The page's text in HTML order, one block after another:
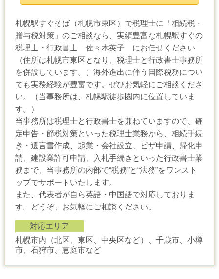
札幌駅すぐそば（札幌市東区）で税理士に「相続税・
贈与税対策」のご相談なら、実績豊富な札幌駅すぐの
税理士・行政書士 佐々木英子 にお任せください
（住所は札幌市東区となり、税理士と行政書士事務所
を併設しています。）海外進出に伴う国際税務につい
ても実務経験が豊富です。ぜひお気軽にご相談くださ
い。（当事務所は、札幌駅徒歩圏内に位置していま
す。）
当事務所は税理士と行政書士を兼ねていますので、確
定申告・節税対策といった税理士業務から、相続手続
き・遺言書作成、起業・会社設立、ビザ申請、帰化申
請、建設業許可申請、入札手続きといった行政書士業
務まで、当事務所の内部で“税務”と“法務”をワンスト
ップでサポートいたします。
また、代表者が自ら英語・中国語で対応しておりま
す。どうぞ、お気軽にご相談ください。
対応エリア
札幌市内（北区、東区、中央区など）、千歳市、小樽
市、石狩市、恵庭市など